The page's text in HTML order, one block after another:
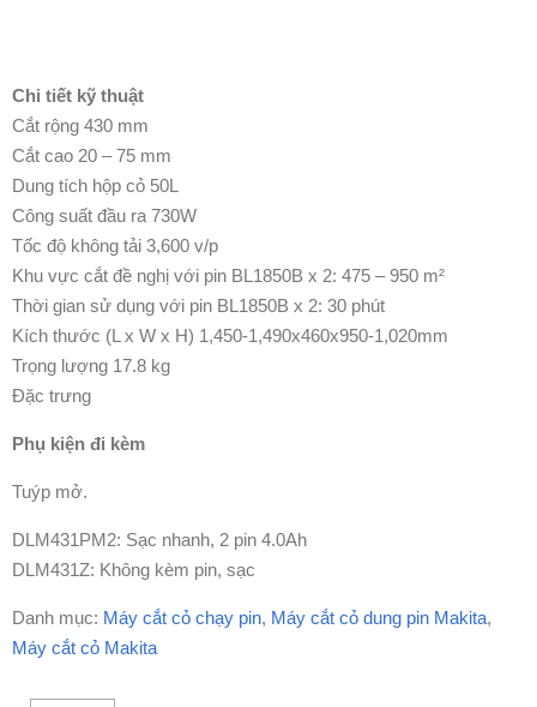
Chi tiết kỹ thuật
Cắt rộng 430 mm
Cắt cao 20 – 75 mm
Dung tích hộp cỏ 50L
Công suất đầu ra 730W
Tốc độ không tải 3,600 v/p
Khu vực cắt đề nghị với pin BL1850B x 2: 475 – 950 m²
Thời gian sử dụng với pin BL1850B x 2: 30 phút
Kích thước (L x W x H) 1,450-1,490x460x950-1,020mm
Trọng lượng 17.8 kg
Đặc trưng
Phụ kiện đi kèm
Tuýp mở.
DLM431PM2: Sạc nhanh, 2 pin 4.0Ah
DLM431Z: Không kèm pin, sạc
Danh mục: Máy cắt cỏ chạy pin, Máy cắt cỏ dung pin Makita,
Máy cắt cỏ Makita